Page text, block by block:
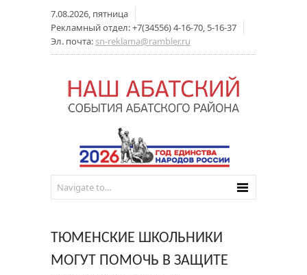
7.08.2026, пятница
Рекламный отдел: +7(34556) 4-16-70, 5-16-37
Эл. почта: sn-reklama@rambler.ru
ТЮМЕНСКИЕ ШКОЛЬНИКИ
МОГУТ ПОМОЧЬ В ЗАЩИТЕ